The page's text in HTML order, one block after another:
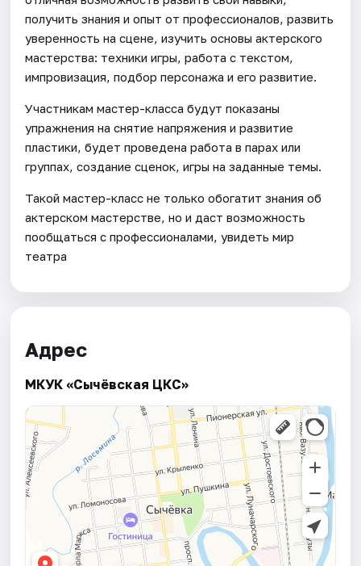
получить знания и опыт от профессионалов, развить
уверенность на сцене, изучить основы актерского
мастерства: техники игры, работа с текстом,
импровизация, подбор персонажа и его развитие.
Участникам мастер-класса будут показаны
упражнения на снятие напряжения и развитие
пластики, будет проведена работа в парах или
группах, создание сценок, игры на заданные темы.
Такой мастер-класс не только обогатит знания об
актерском мастерстве, но и даст возможность
пообщаться с профессионалами, увидеть мир
театра
Адрес
МКУК «Сычёвская ЦКС»